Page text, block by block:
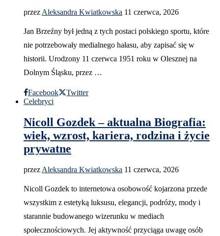
przez Aleksandra Kwiatkowska 11 czerwca, 2026
Jan Brzeźny był jedną z tych postaci polskiego sportu, które
nie potrzebowały medialnego hałasu, aby zapisać się w
historii. Urodzony 11 czerwca 1951 roku w Olesznej na
Dolnym Śląsku, przez …
Facebook
Twitter
Celebryci
Nicoll Gozdek – aktualna Biografia:
wiek, wzrost, kariera, rodzina i życie
prywatne
przez Aleksandra Kwiatkowska 11 czerwca, 2026
Nicoll Gozdek to internetowa osobowość kojarzona przede
wszystkim z estetyką luksusu, elegancji, podróży, mody i
starannie budowanego wizerunku w mediach
społecznościowych. Jej aktywność przyciąga uwagę osób